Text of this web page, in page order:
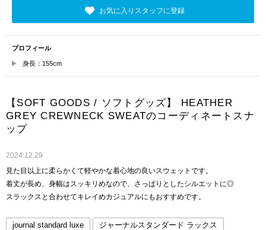
お気に入りスタッフに登録
プロフィール
身長：155cm
【SOFT GOODS / ソフトグッズ】 HEATHER
GREY CREWNECK SWEATのコーディネートスナ
ップ
2024.12.29
見た目以上に柔らかくて軽やかな着心地の良いスウェットです。
着丈が長め、身幅はスッキリめなので、さっぱりとしたシルエットに◎
スラックスと合わせてキレイめカジュアルにもおすすめです。
journal standard luxe ジャーナルスタンダード ラックス